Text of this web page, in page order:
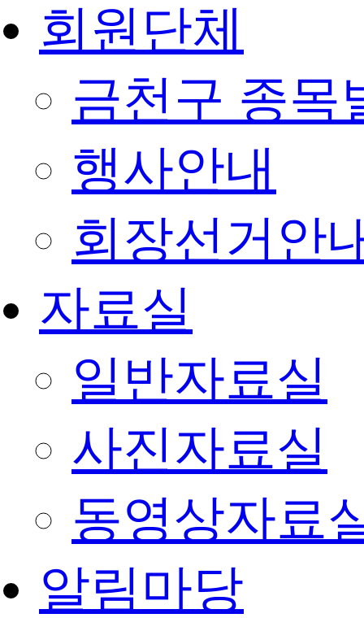
회원단체
금천구 종목
행사안내
회장선거안
자료실
일반자료실
사진자료실
동영상자료
알림마당